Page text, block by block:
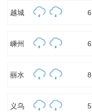
越城 6
嵊州 6
丽水 8
义乌 5